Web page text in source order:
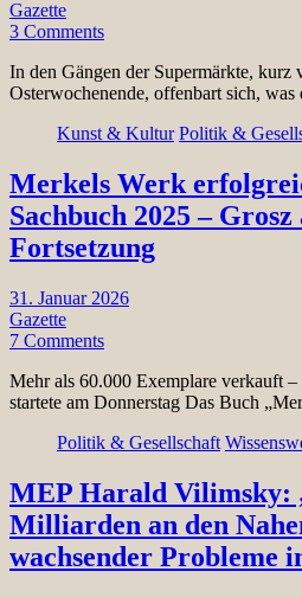
Gazette
3 Comments
In den Gängen der Supermärkte, kurz
Osterwochenende, offenbart sich,
Kunst & Kultur Politik &
Merkels Werk
Sachbuch 2025 –
Fortsetzung
31. Januar 2026
Gazette
7 Comments
Mehr als 60.000 Exemplare verkauft
startete am Donnerstag Das Buch
Politik & Gesellschaft
MEP Harald Vilimsky:
Milliarden an den
wachsender Probleme